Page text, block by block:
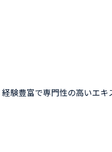
験豊富で専門性の高いエ